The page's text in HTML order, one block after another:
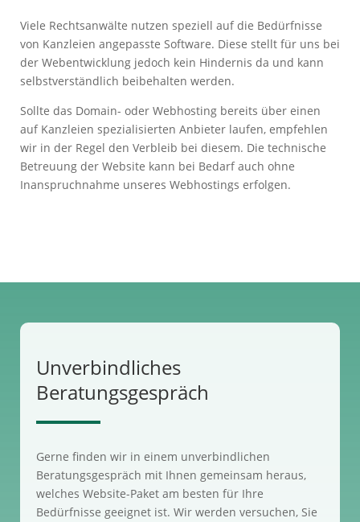
Viele Rechtsanwälte nutzen speziell auf die Bedürfnisse
von Kanzleien angepasste Software. Diese stellt für uns bei
der Webentwicklung jedoch kein Hindernis da und kann
selbstverständlich beibehalten werden.
Sollte das Domain- oder Webhosting bereits über einen
auf Kanzleien spezialisierten Anbieter laufen, empfehlen
wir in der Regel den Verbleib bei diesem. Die technische
Betreuung der Website kann bei Bedarf auch ohne
Inanspruchnahme unseres Webhostings erfolgen.
Unverbindliches
Beratungsgespräch
Gerne finden wir in einem unverbindlichen
Beratungsgespräch mit Ihnen gemeinsam heraus,
welches Website-Paket am besten für Ihre
Bedürfnisse geeignet ist. Wir werden versuchen, Sie